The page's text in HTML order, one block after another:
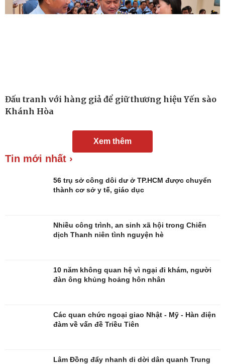
Tình yêu - Gia đình
Sân khấu - Điện ảnh
Văn học
Đấu tranh với hàng giả để giữ thương hiệu Yến sào
Khánh Hòa
Xem thêm
Tin mới nhất ›
56 trụ sở công dôi dư ở TP.HCM được chuyển
thành cơ sở y tế, giáo dục
Nhiều công trình, an sinh xã hội trong Chiến
dịch Thanh niên tình nguyện hè
10 năm không quan hệ vì ngại đi khám, người
đàn ông khủng hoảng hôn nhân
Các quan chức ngoại giao Nhật - Mỹ - Hàn điện
đàm về vấn đề Triều Tiên
Lâm Đồng đẩy nhanh di dời dân quanh Trung